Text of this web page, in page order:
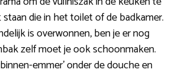
staan die in het toilet of de badkamer.
is overwonnen, ben je er nog
zelf moet je ook schoonmaken.
emmer’ onder de douche en